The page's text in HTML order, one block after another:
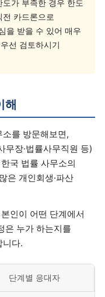
가 부족한 경우 한도
카드론으로
을 받을 수 있어 매우
선 검토하시기
해
를 방문해보면,
무장·법률사무직원 등)
국 법률 사무소의
은 개인회생·파산
인이 어떤 단계에서
은 누가 하는지를
니다.
단계별 응대자